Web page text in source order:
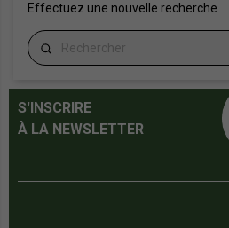
Effectuez une nouvelle recherche
S'INSCRIRE
À LA NEWSLETTER